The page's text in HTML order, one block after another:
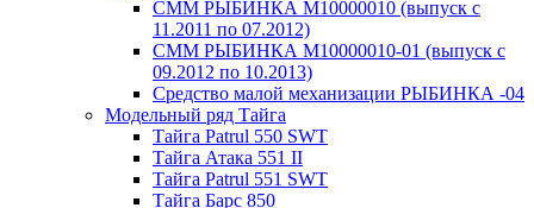
СММ РЫБИНКА M10000010 (выпуск с
11.2011 по 07.2012)
СММ РЫБИНКА M10000010-01 (выпуск с
09.2012 по 10.2013)
Средство малой механизации РЫБИНКА -04
Модельный ряд Тайга
Тайга Patrul 550 SWT
Тайга Атака 551 II
Тайга Patrul 551 SWT
Тайга Барс 850